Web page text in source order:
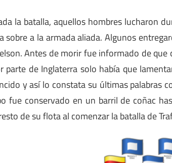
la batalla, aquellos hombres lucharon
sobre a la armada aliada. Algunos
Antes de morir fue informado de
parte de Inglaterra solo había que
y así lo constata su últimas palabras
fue conservado en un barril de coñac
de su flota al comenzar la batalla de